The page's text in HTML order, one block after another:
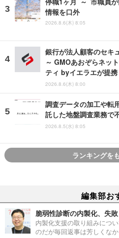
停職1ヶ月 ～ 市職員が
情報を口外
2026.8.6(木) 8:05
銀行が法人顧客のセキ
～ GMOあおぞらネッ
ティ byイエラエが提携
2026.8.6(木) 8:00
調査データの加工や転
託した地盤調査業務で
2026.8.5(水) 8:05
ランキングを
編集部お
脆弱性診断の内製化、失
内製化支援の取り組みにつ
のだが毎回返事は芳しくな